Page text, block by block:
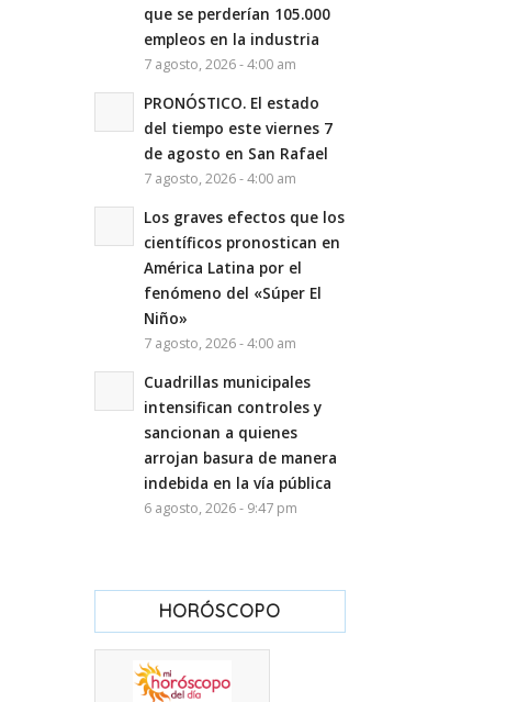
que se perderían 105.000
empleos en la industria
7 agosto, 2026 - 4:00 am
PRONÓSTICO. El estado
del tiempo este viernes 7
de agosto en San Rafael
7 agosto, 2026 - 4:00 am
Los graves efectos que los
científicos pronostican en
América Latina por el
fenómeno del «Súper El
Niño»
7 agosto, 2026 - 4:00 am
Cuadrillas municipales
intensifican controles y
sancionan a quienes
arrojan basura de manera
indebida en la vía pública
6 agosto, 2026 - 9:47 pm
HORÓSCOPO